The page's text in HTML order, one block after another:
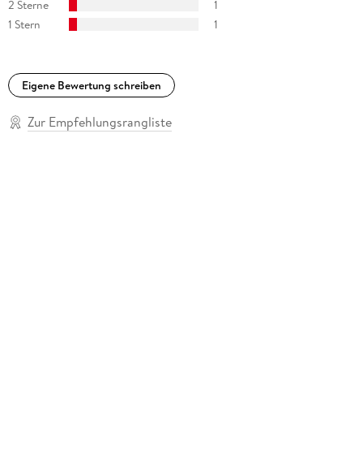
2 Sterne
1
1 Stern
1
Eigene Bewertung schreiben
Zur Empfehlungsrangliste